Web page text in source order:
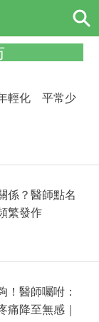
輕化 平常少
係？醫師點名
繁發作
！醫師囑咐：
痛降至無感｜